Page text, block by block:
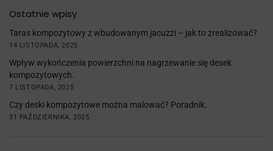
Ostatnie wpisy
Taras kompozytowy z wbudowanym jacuzzi – jak to zrealizować?
14 LISTOPADA, 2025
Wpływ wykończenia powierzchni na nagrzewanie się desek
kompozytowych.
7 LISTOPADA, 2025
Czy deski kompozytowe można malować? Poradnik.
31 PAŹDZIERNIKA, 2025